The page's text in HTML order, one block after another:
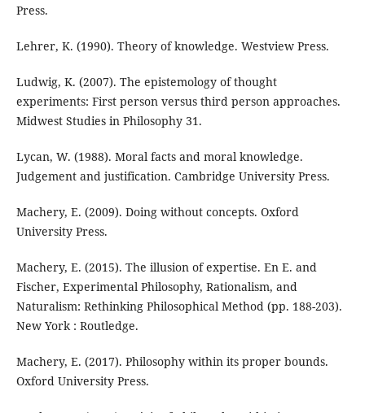
Press.
Lehrer, K. (1990). Theory of knowledge. Westview Press.
Ludwig, K. (2007). The epistemology of thought
experiments: First person versus third person approaches.
Midwest Studies in Philosophy 31.
Lycan, W. (1988). Moral facts and moral knowledge.
Judgement and justification. Cambridge University Press.
Machery, E. (2009). Doing without concepts. Oxford
University Press.
Machery, E. (2015). The illusion of expertise. En E. and
Fischer, Experimental Philosophy, Rationalism, and
Naturalism: Rethinking Philosophical Method (pp. 188-203).
New York : Routledge.
Machery, E. (2017). Philosophy within its proper bounds.
Oxford University Press.